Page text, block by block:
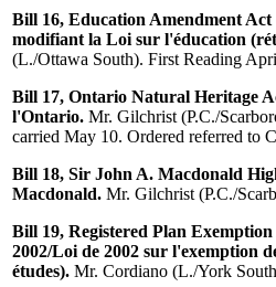
Bill 16, Education Amendment Act
modifiant la Loi sur l'éducation
(L./Ottawa South). First Reading
Bill 17, Ontario Natural Heritage
l'Ontario. Mr. Gilchrist (P.C./
carried May 10. Ordered referred to
Bill 18, Sir John A. Macdonald
Macdonald. Mr. Gilchrist (P.C./
Bill 19, Registered Plan
2002/Loi de 2002 sur l'exemption
études). Mr. Cordiano (L./York